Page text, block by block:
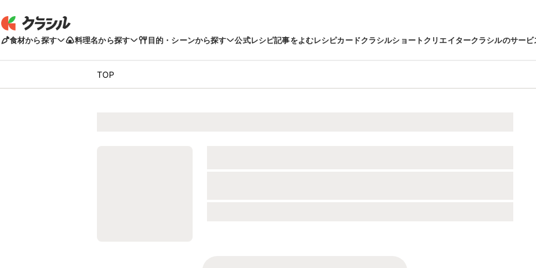
食材から探す 料理名から探す 目的・シーンから探す 公式レシピ記事をよむレシピカードクラシルショートクリエイタークラシルのサービ
TOP